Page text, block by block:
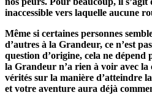
inaccessible vers laquelle aucune
Même si certaines personnes
d’autres à la Grandeur, ce n’est
question d’origine, cela ne dépend
la Grandeur n’a rien à voir avec la
vérités sur la manière d’atteindre
et votre aventure aura déjà